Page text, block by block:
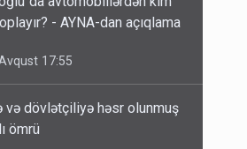
- AYNA-dan açıqlama
17:55
və dövlətçiliyə həsr olunmuş
ömrü